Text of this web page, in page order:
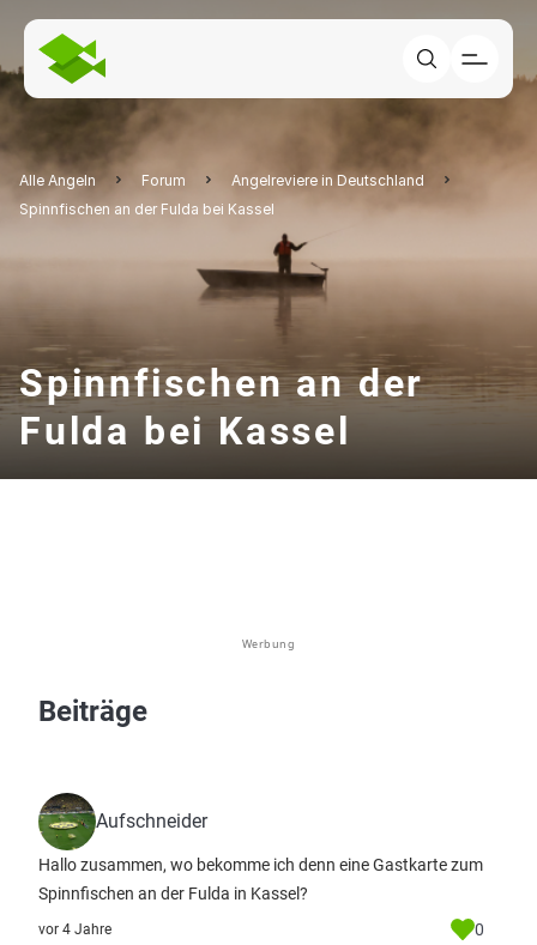
Alle Angeln Forum
Angelreviere in Deutschland
Spinnfischen an der Fulda bei Kassel
Spinnfischen an der
Fulda bei Kassel
Werbung
Beiträge
Aufschneider
Hallo zusammen, wo bekomme ich denn eine Gastkarte zum
Spinnfischen an der Fulda in Kassel?
vor 4 Jahre 0